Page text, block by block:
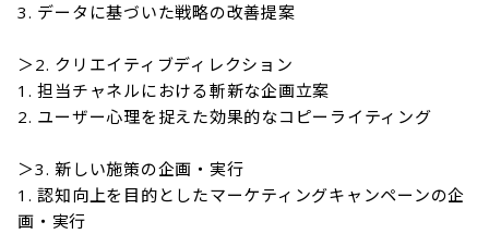
3. データに基づいた戦略の改善提案
＞2. クリエイティブディレクション
1. 担当チャネルにおける斬新な企画立案
2. ユーザー心理を捉えた効果的なコピーライティング
＞3. 新しい施策の企画・実行
1. 認知向上を目的としたマーケティングキャンペーンの企
画・実行